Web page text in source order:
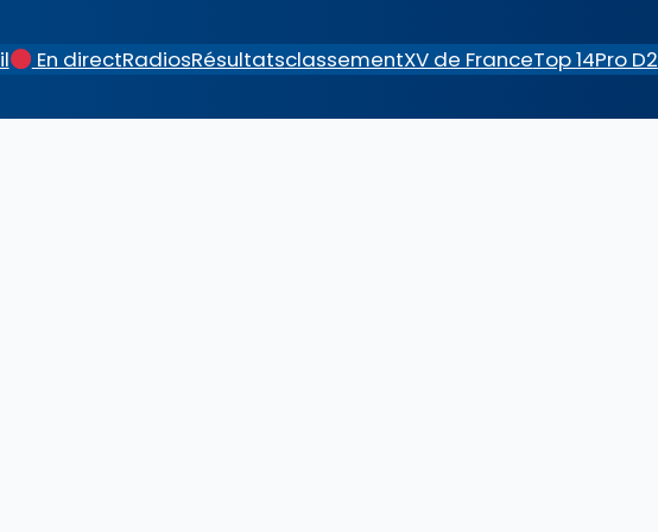
En directRadiosRésultatsclassementXV de FranceTop 14Pro D2